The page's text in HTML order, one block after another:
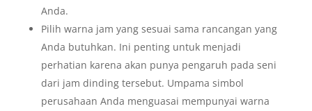
Anda.
Pilih warna jam yang sesuai sama rancangan yang
Anda butuhkan. Ini penting untuk menjadi
perhatian karena akan punya pengaruh pada seni
dari jam dinding tersebut. Umpama simbol
perusahaan Anda menguasai mempunyai warna